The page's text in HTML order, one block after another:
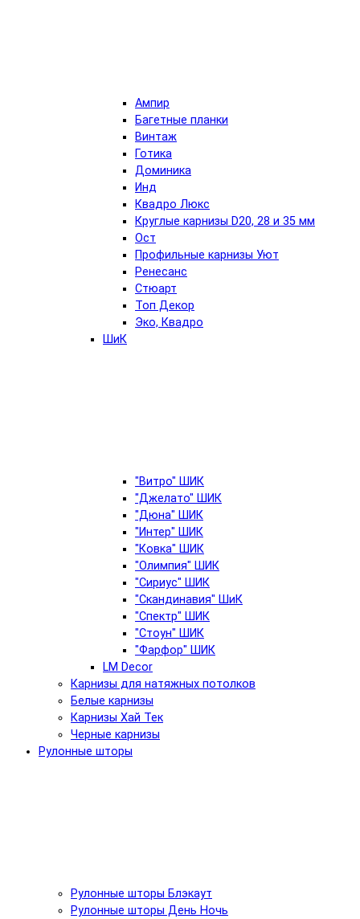
Ампир
Багетные планки
Винтаж
Готика
Доминика
Инд
Квадро Люкс
Круглые карнизы D20, 28 и 35 мм
Ост
Профильные карнизы Уют
Ренесанс
Стюарт
Топ Декор
Эко, Квадро
ШиК
"Витро" ШИК
"Джелато" ШИК
"Дюна" ШИК
"Интер" ШИК
"Ковка" ШИК
"Олимпия" ШИК
"Сириус" ШИК
"Скандинавия" ШиК
"Спектр" ШИК
"Стоун" ШИК
"Фарфор" ШИК
LM Decor
Карнизы для натяжных потолков
Белые карнизы
Карнизы Хай Тек
Черные карнизы
Рулонные шторы
Рулонные шторы Блэкаут
Рулонные шторы День Ночь